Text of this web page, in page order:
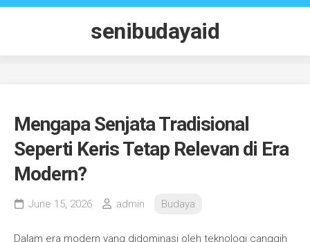
Skip
senibudayaid
Mengapa Senjata Tradisional
Seperti Keris Tetap Relevan di Era
Modern?
June 15, 2026 admin Budaya
Dalam era modern yang didominasi oleh teknologi canggih